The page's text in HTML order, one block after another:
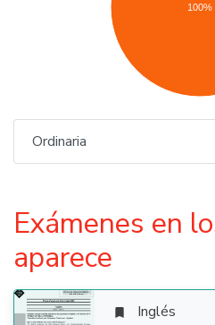
100%
Ordinaria
Exámenes en
aparece
 Inglés